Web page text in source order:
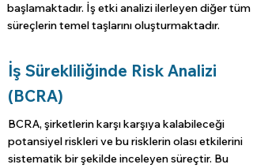
başlamaktadır. İş etki analizi ilerleyen diğer tüm
süreçlerin temel taşlarını oluşturmaktadır.
İş Sürekliliğinde Risk Analizi
(BCRA)
BCRA, şirketlerin karşı karşıya kalabileceği
potansiyel riskleri ve bu risklerin olası etkilerini
sistematik bir şekilde inceleyen süreçtir. Bu